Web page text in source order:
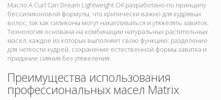
Масло A Curl Can Dream Lightweight Oil разработано по принципу
бессиликоновой формулы, что критически важно для кудрявых
волос, так как силиконы могут накапливаться и утяжелять завиток.
Технология основана на комбинации натуральных растительных
масел, каждое из которых выполняет свою функцию: разделение
для четкости кудрей, сохранение естественной формы завитка и
придание сияния без утяжеления.
Преимущества использования
профессиональных масел Matrix